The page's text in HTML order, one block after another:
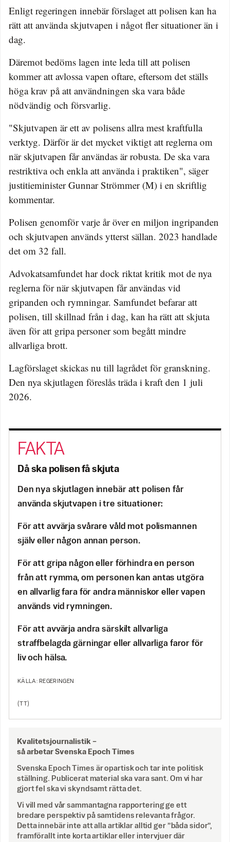
Enligt regeringen innebär förslaget att polisen kan ha
rätt att använda skjut­vapen i något fler situationer än i
dag.
Däremot bedöms lagen inte leda till att polisen
kommer att avlossa vapen oftare, eftersom det ställs
höga krav på att användningen ska vara både
nödvändig och försvarlig.
"Skjutvapen är ett av polisens allra mest kraftfulla
verktyg. Därför är det mycket viktigt att reglerna om
när skjutvapen får användas är robusta. De ska vara
restriktiva och enkla att använda i praktiken", säger
justitieminister Gunnar Strömmer (M) i en skriftlig
kommentar.
Polisen genomför varje år över en miljon ingripanden
och skjutvapen används ytterst sällan. 2023 handlade
det om 32 fall.
Advokatsamfundet har dock riktat kritik mot de nya
reglerna för när skjutvapen får användas vid
gripanden och rymningar. Samfundet befarar att
polisen, till skillnad från i dag, kan ha rätt att skjuta
även för att gripa personer som begått mindre
allvarliga brott.
Lagförslaget skickas nu till lagrådet för granskning.
Den nya skjutlagen föreslås träda i kraft den 1 juli
2026.
Då ska polisen få skjuta
Den nya skjutlagen innebär att polisen får
använda skjutvapen i tre situationer:
För att avvärja svårare våld mot polismannen
själv eller någon annan person.
För att gripa någon eller förhindra en person
från att rymma, om personen kan antas utgöra
en allvarlig fara för andra människor eller vapen
används vid rymningen.
För att avvärja andra särskilt allvarliga
straffbelagda gärningar eller allvarliga faror för
liv och hälsa.
KÄLLA: REGERINGEN
(TT)
Kvalitetsjournalistik –
så arbetar Svenska Epoch Times
Svenska Epoch Times är opartisk och tar inte politisk
ställning. Publicerat material ska vara sant. Om vi har
gjort fel ska vi skyndsamt rätta det.
Vi vill med vår sammantagna rapportering ge ett
bredare perspektiv på samtidens relevanta frågor.
Detta innebär inte att alla artiklar alltid ger ”båda sidor”,
framförallt inte korta artiklar eller intervjuer där